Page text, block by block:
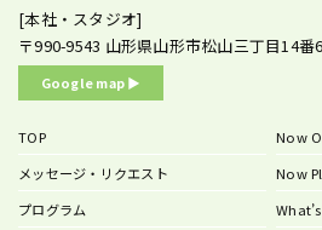
[本社・スタジオ]
〒990-9543 山形県山形市松山三丁目14番
Google map ▶︎
TOP
メッセージ・リクエスト
プログラム
Now
Now